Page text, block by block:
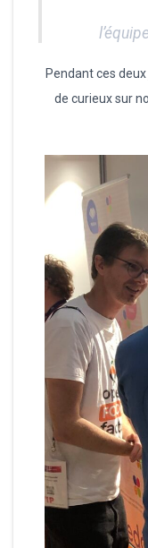
Pendant ces
de curieux sur